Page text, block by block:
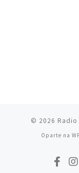
© 2026 Radio
Oparte na